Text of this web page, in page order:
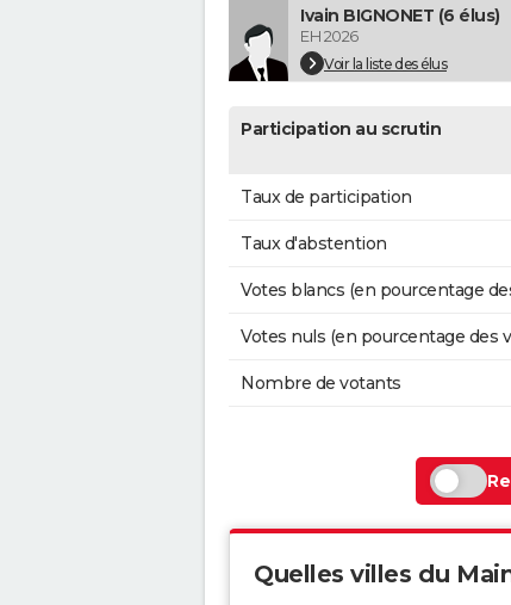
Ivain BIGNONET (6 élus)
EH 2026
Voir la liste des élus
Participation au scrutin
Taux de participation
Taux d'abstention
Votes blancs (en pourcentage
Votes nuls (en pourcentage des
Nombre de votants
Quelles villes du